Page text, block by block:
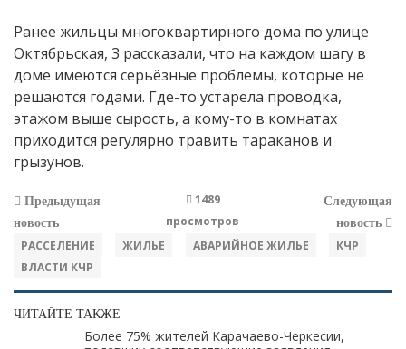
Ранее жильцы многоквартирного дома по улице
Октябрьская, 3 рассказали, что на каждом шагу в
доме имеются серьёзные проблемы, которые не
решаются годами. Где-то устарела проводка,
этажом выше сырость, а кому-то в комнатах
приходится регулярно травить тараканов и
грызунов.
Предыдущая
новость
1489
просмотров
Следующая
новость
РАССЕЛЕНИЕ ЖИЛЬЕ АВАРИЙНОЕ ЖИЛЬЕ
КЧР
ВЛАСТИ КЧР
ЧИТАЙТЕ ТАКЖЕ
Более 75% жителей Карачаево-Черкесии,